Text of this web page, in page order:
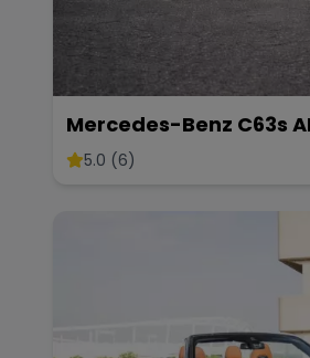
Mercedes-Benz C63s
5.0 (6)